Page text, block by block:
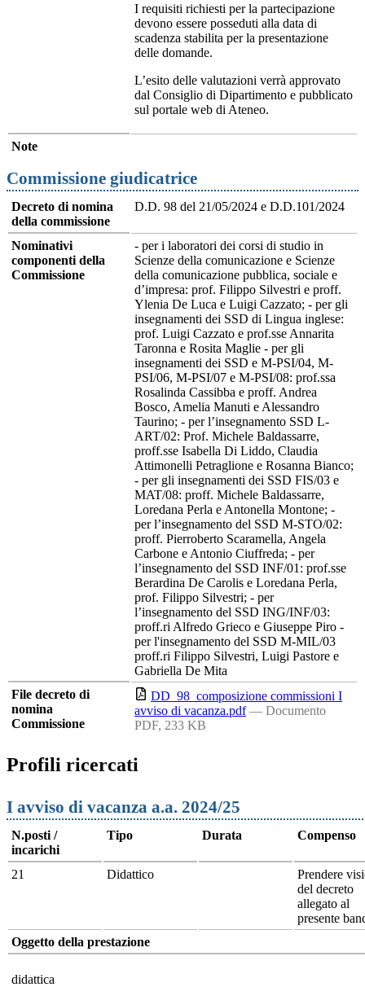
I requisiti richiesti per la partecipazione
devono essere posseduti alla data di
scadenza stabilita per la presentazione
delle domande.
L’esito delle valutazioni verrà approvato
dal Consiglio di Dipartimento e pubblicato
sul portale web di Ateneo.
Note
Commissione giudicatrice
Decreto di nomina
della commissione
D.D. 98 del 21/05/2024 e D.D.101/2024
Nominativi
componenti della
Commissione
- per i laboratori dei corsi di studio in
Scienze della comunicazione e Scienze
della comunicazione pubblica, sociale e
d’impresa: prof. Filippo Silvestri e proff.
Ylenia De Luca e Luigi Cazzato; - per gli
insegnamenti dei SSD di Lingua inglese:
prof. Luigi Cazzato e prof.sse Annarita
Taronna e Rosita Maglie - per gli
insegnamenti dei SSD e M-PSI/04, M-
PSI/06, M-PSI/07 e M-PSI/08: prof.ssa
Rosalinda Cassibba e proff. Andrea
Bosco, Amelia Manuti e Alessandro
Taurino; - per l’insegnamento SSD L-
ART/02: Prof. Michele Baldassarre,
proff.sse Isabella Di Liddo, Claudia
Attimonelli Petraglione e Rosanna Bianco;
- per gli insegnamenti dei SSD FIS/03 e
MAT/08: proff. Michele Baldassarre,
Loredana Perla e Antonella Montone; -
per l’insegnamento del SSD M-STO/02:
proff. Pierroberto Scaramella, Angela
Carbone e Antonio Ciuffreda; - per
l’insegnamento del SSD INF/01: prof.sse
Berardina De Carolis e Loredana Perla,
prof. Filippo Silvestri; - per
l’insegnamento del SSD ING/INF/03:
proff.ri Alfredo Grieco e Giuseppe Piro -
per l'insegnamento del SSD M-MIL/03
proff.ri Filippo Silvestri, Luigi Pastore e
Gabriella De Mita
File decreto di
nomina
Commissione
DD_98_composizione commissioni I
avviso di vacanza.pdf — Documento
PDF, 233 KB
Profili ricercati
I avviso di vacanza a.a. 2024/25
N.posti /
incarichi
Tipo Durata Compenso
21 Didattico
Prendere
del decreto
allegato al
presente
Oggetto della prestazione
didattica